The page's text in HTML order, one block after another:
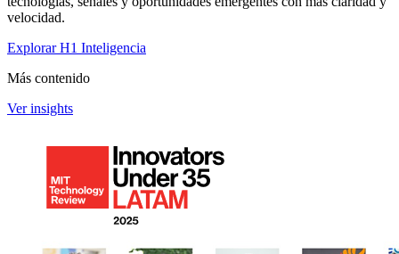
velocidad.
Explorar H1 Inteligencia
Más contenido
Ver insights